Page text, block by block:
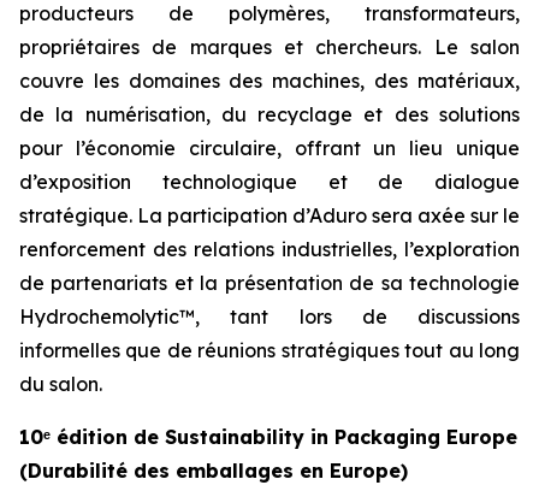
producteurs de polymères, transformateurs,
propriétaires de marques et chercheurs. Le salon
couvre les domaines des machines, des matériaux,
de la numérisation, du recyclage et des solutions
pour l’économie circulaire, offrant un lieu unique
d’exposition technologique et de dialogue
stratégique. La participation d’Aduro sera axée sur le
renforcement des relations industrielles, l’exploration
de partenariats et la présentation de sa technologie
Hydrochemolytic™, tant lors de discussions
informelles que de réunions stratégiques tout au long
du salon.
10ᵉ édition de Sustainability in Packaging Europe
(Durabilité des emballages en Europe)